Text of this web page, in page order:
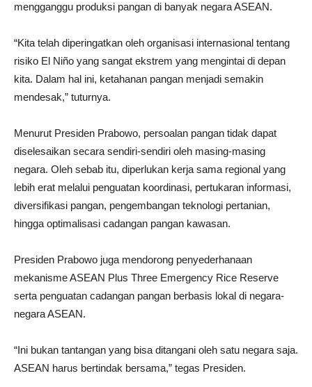
mengganggu produksi pangan di banyak negara ASEAN.
“Kita telah diperingatkan oleh organisasi internasional tentang
risiko El Niño yang sangat ekstrem yang mengintai di depan
kita. Dalam hal ini, ketahanan pangan menjadi semakin
mendesak,” tuturnya.
Menurut Presiden Prabowo, persoalan pangan tidak dapat
diselesaikan secara sendiri-sendiri oleh masing-masing
negara. Oleh sebab itu, diperlukan kerja sama regional yang
lebih erat melalui penguatan koordinasi, pertukaran informasi,
diversifikasi pangan, pengembangan teknologi pertanian,
hingga optimalisasi cadangan pangan kawasan.
Presiden Prabowo juga mendorong penyederhanaan
mekanisme ASEAN Plus Three Emergency Rice Reserve
serta penguatan cadangan pangan berbasis lokal di negara-
negara ASEAN.
“Ini bukan tantangan yang bisa ditangani oleh satu negara saja.
ASEAN harus bertindak bersama,” tegas Presiden.